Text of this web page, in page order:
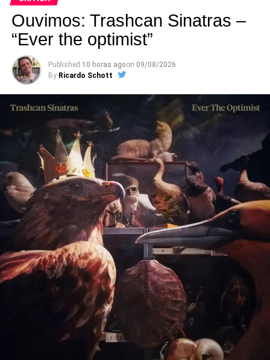
RELATED TOPICS: FEATURED PSICODELIA
RICARDO SCHOTT
SOLACE IN SOUNDS
SYD BARRETT
Ouvimos: Death Lens – “What’s left now?”
Ouvimos: Trashcan Sinatras –
“Ever the optimist”
Published 10 horas agoon 09/08/2026
By Ricardo Schott